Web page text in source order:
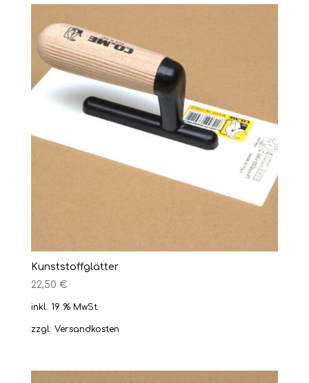
Kunststoffglätter
22,50 €
inkl. 19 % MwSt.
zzgl. Versandkosten